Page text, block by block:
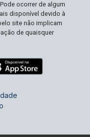
sua visita
de viver nesta
ocorrer de algum
disponível devido à
site não implicam
de quaisquer